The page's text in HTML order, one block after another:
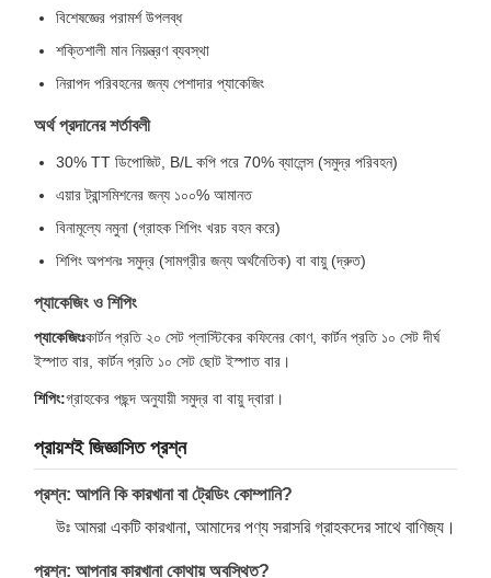
বিশেষজ্ঞের পরামর্শ উপলব্ধ
শক্তিশালী মান নিয়ন্ত্রণ ব্যবস্থা
নিরাপদ পরিবহনের জন্য পেশাদার প্যাকেজিং
অর্থ প্রদানের শর্তাবলী
30% TT ডিপোজিট, B/L কপি পরে 70% ব্যালেন্স (সমুদ্র পরিবহন)
এয়ার ট্রান্সমিশনের জন্য ১০০% আমানত
বিনামূল্যে নমুনা (গ্রাহক শিপিং খরচ বহন করে)
শিপিং অপশনঃ সমুদ্র (সামগ্রীর জন্য অর্থনৈতিক) বা বায়ু (দ্রুত)
প্যাকেজিং ও শিপিং
প্যাকেজিংঃকার্টন প্রতি ২০ সেট প্লাস্টিকের কফিনের কোণ, কার্টন প্রতি ১০ সেট দীর্ঘ
ইস্পাত বার, কার্টন প্রতি ১০ সেট ছোট ইস্পাত বার।
শিপিং:গ্রাহকের পছন্দ অনুযায়ী সমুদ্র বা বায়ু দ্বারা।
প্রায়শই জিজ্ঞাসিত প্রশ্ন
প্রশ্ন: আপনি কি কারখানা বা ট্রেডিং কোম্পানি?
উঃ আমরা একটি কারখানা, আমাদের পণ্য সরাসরি গ্রাহকদের সাথে বাণিজ্য।
প্রশ্ন: আপনার কারখানা কোথায় অবস্থিত?